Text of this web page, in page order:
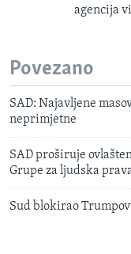
agencija
Povezano
SAD: Najavljene
neprimjetne
SAD proširuje
Grupe za ljudska
Sud blokirao